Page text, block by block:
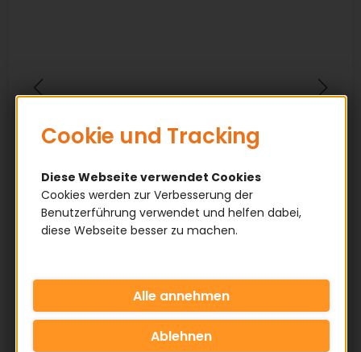
Cookie und Tracking
Diese Webseite verwendet Cookies
Cookies werden zur Verbesserung der
Benutzerführung verwendet und helfen dabei,
diese Webseite besser zu machen.